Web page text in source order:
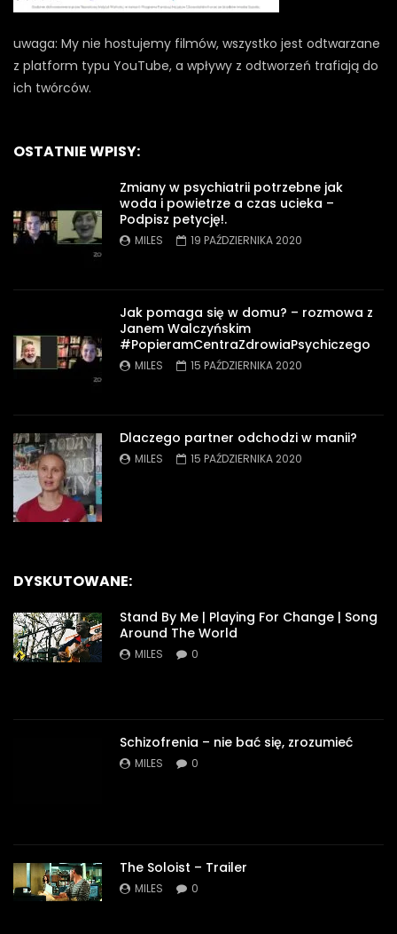
uwaga: My nie hostujemy filmów, wszystko jest odtwarzane
z platform typu YouTube, a wpływy z odtworzeń trafiają do
ich twórców.
OSTATNIE WPISY:
Zmiany w psychiatrii potrzebne jak
woda i powietrze a czas ucieka –
Podpisz petycję!.
MILES 19 PAŹDZIERNIKA 2020
Jak pomaga się w domu? – rozmowa z
Janem Walczyńskim
#PopieramCentraZdrowiaPsychiczego
MILES 15 PAŹDZIERNIKA 2020
Dlaczego partner odchodzi w manii?
MILES 15 PAŹDZIERNIKA 2020
DYSKUTOWANE:
Stand By Me | Playing For Change | Song
Around The World
MILES 0
Schizofrenia – nie bać się, zrozumieć
MILES 0
The Soloist – Trailer
MILES 0